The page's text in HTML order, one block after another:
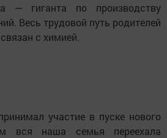
— гиганта по производству
Весь трудовой путь родителей
с химией.
участие в пуске нового
вся наша семья переехала